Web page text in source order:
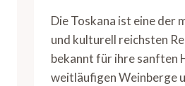
Die Toskana ist eine der
und kulturell reichsten
bekannt für ihre sanften
weitläufigen Weinberge